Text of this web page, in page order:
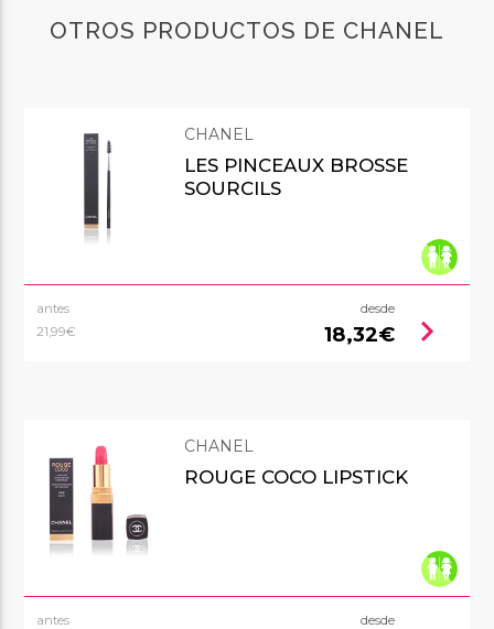
OTROS PRODUCTOS DE CHANEL
CHANEL
LES PINCEAUX BROSSE
SOURCILS
antes
21,99€
desde
18,32€ chevron_right
CHANEL
ROUGE COCO LIPSTICK
antes
desde